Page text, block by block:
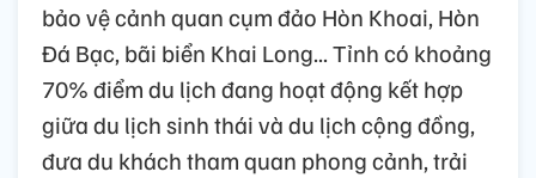
bảo vệ cảnh quan cụm đảo Hòn Khoai, Hòn
Đá Bạc, bãi biển Khai Long... Tỉnh có khoảng
70% điểm du lịch đang hoạt động kết hợp
giữa du lịch sinh thái và du lịch cộng đồng,
đưa du khách tham quan phong cảnh, trải